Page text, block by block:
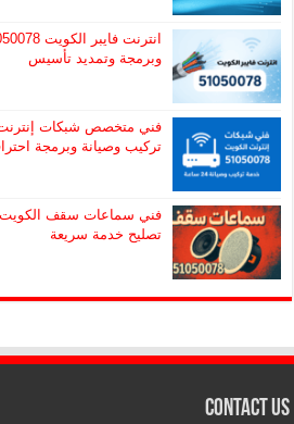
وبرمجة وتمديد تأسيس
تركيب وصيانة وبرمجة
تصليح خدمة سريعة
Contact Us